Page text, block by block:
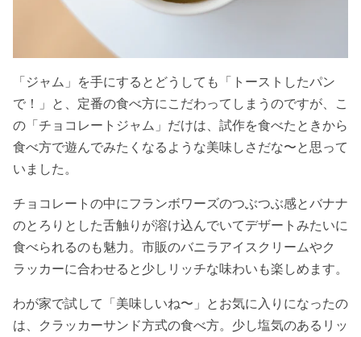
「ジャム」を手にするとどうしても「トーストしたパン
で！」と、定番の食べ方にこだわってしまうのですが、こ
の「チョコレートジャム」だけは、試作を食べたときから
食べ方で遊んでみたくなるような美味しさだな〜と思って
いました。
チョコレートの中にフランボワーズのつぶつぶ感とバナナ
のとろりとした舌触りが溶け込んでいてデザートみたいに
食べられるのも魅力。市販のバニラアイスクリームやク
ラッカーに合わせると少しリッチな味わいも楽しめます。
わが家で試して「美味しいね〜」とお気に入りになったの
は、クラッカーサンド方式の食べ方。少し塩気のあるリッ